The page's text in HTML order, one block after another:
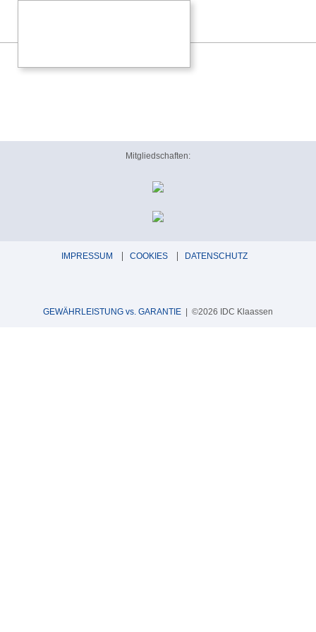
Mitgliedschaften:
IMPRESSUM COOKIES DATENSCHUTZ
GEWÄHRLEISTUNG vs. GARANTIE | ©2026 IDC Klaassen